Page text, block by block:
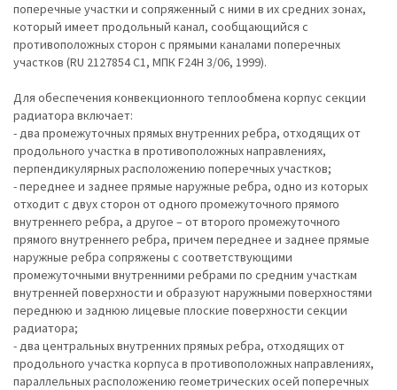
поперечные участки и сопряженный с ними в их средних зонах,
который имеет продольный канал, сообщающийся с
противоположных сторон с прямыми каналами поперечных
участков (RU 2127854 C1, МПК F24H 3/06, 1999).
Для обеспечения конвекционного теплообмена корпус секции
радиатора включает:
- два промежуточных прямых внутренних ребра, отходящих от
продольного участка в противоположных направлениях,
перпендикулярных расположению поперечных участков;
- переднее и заднее прямые наружные ребра, одно из которых
отходит с двух сторон от одного промежуточного прямого
внутреннего ребра, а другое – от второго промежуточного
прямого внутреннего ребра, причем переднее и заднее прямые
наружные ребра сопряжены с соответствующими
промежуточными внутренними ребрами по средним участкам
внутренней поверхности и образуют наружными поверхностями
переднюю и заднюю лицевые плоские поверхности секции
радиатора;
- два центральных внутренних прямых ребра, отходящих от
продольного участка корпуса в противоположных направлениях,
параллельных расположению геометрических осей поперечных